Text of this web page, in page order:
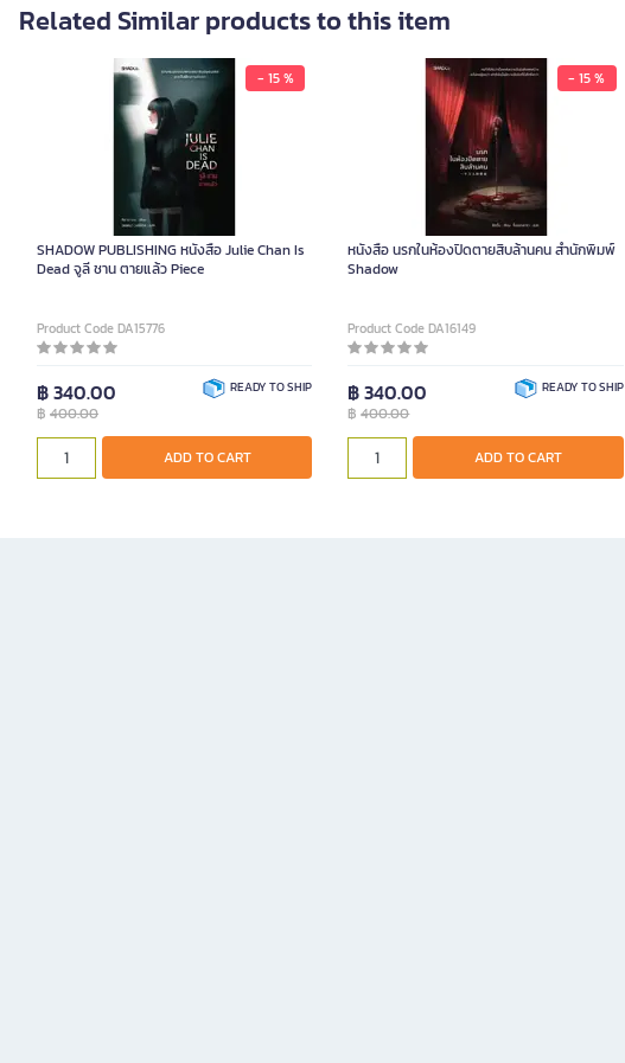
Related Similar products to this item
- 15 %
SHADOW PUBLISHING หนังสือ Julie Chan Is
Dead จูลี ชาน ตายแล้ว Piece
Product Code DA15776
฿ 340.00
฿ 400.00
READY TO SHIP
ADD TO CART
- 15 %
หนังสือ นรกในห้องปิดตายสิบล้านคน สำนักพิมพ์
Shadow
Product Code DA16149
฿ 340.00
฿400.00
READY TO SHIP
ADD TO CART